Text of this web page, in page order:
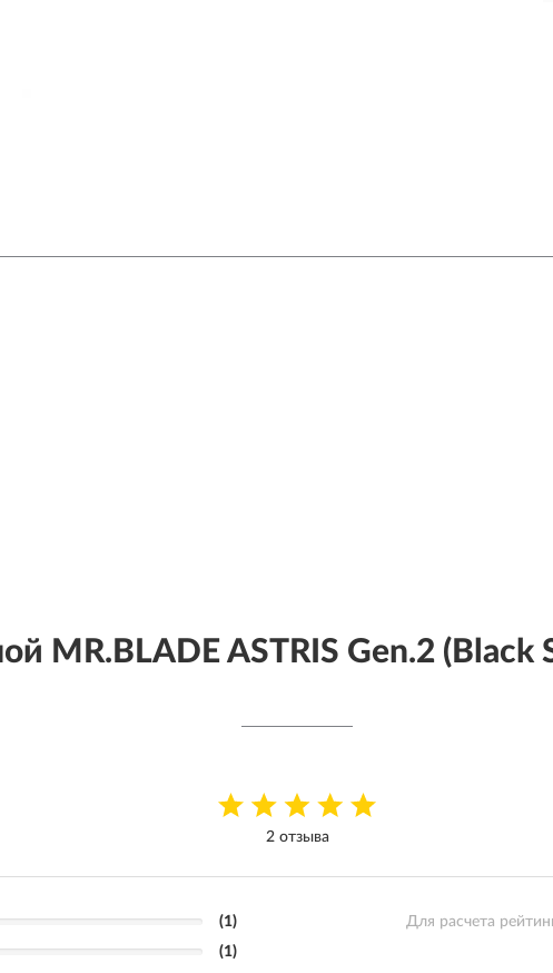
MR.BLADE ASTRIS Gen.2 (Black
2 отзыва
(1)
(1)
Для расчета